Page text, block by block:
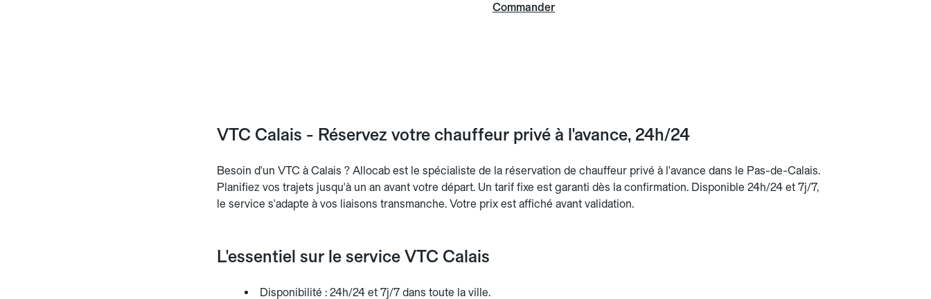
Commander
VTC Calais - Réservez votre chauffeur privé à l'avance, 24h/24
Besoin d'un VTC à Calais ? Allocab est le spécialiste de la réservation de chauffeur privé à l'avance dans le Pas-de-Calais.
Planifiez vos trajets jusqu'à un an avant votre départ. Un tarif fixe est garanti dès la confirmation. Disponible 24h/24 et 7j/7,
le service s'adapte à vos liaisons transmanche. Votre prix est affiché avant validation.
L'essentiel sur le service VTC Calais
Disponibilité : 24h/24 et 7j/7 dans toute la ville.